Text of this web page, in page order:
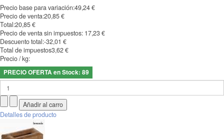
Precio base para variación:49,24 €
Precio de venta:20,85 €
Total:20,85 €
Precio de venta sin impuestos: 17,23 €
Descuento total:-32,01 €
Total de impuestos3,62 €
Precio / kg:
PRECIO OFERTA en Stock: 89
Detalles de producto